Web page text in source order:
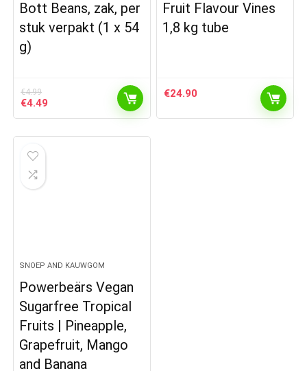
Bott Beans, zak, per
stuk verpakt (1 x 54
g)
€4.99
Oorspronkelijke
€4.99.
€4.49
€4.49.
Fruit Flavour Vines
1,8 kg tube
€24.90
SNOEP AND KAUWGOM
Powerbeärs Vegan
Sugarfree Tropical
Fruits | Pineapple,
Grapefruit, Mango
and Banana